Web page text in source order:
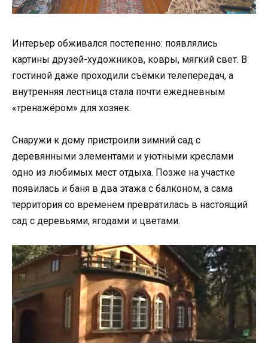
Интерьер обживался постепенно: появлялись
картины друзей-художников, ковры, мягкий свет. В
гостиной даже проходили съёмки телепередач, а
внутренняя лестница стала почти ежедневным
«тренажёром» для хозяек.
Снаружи к дому пристроили зимний сад с
деревянными элементами и уютными креслами
одно из любимых мест отдыха. Позже на участке
появилась и баня в два этажа с балконом, а сама
территория со временем превратилась в настоящий
сад с деревьями, ягодами и цветами.